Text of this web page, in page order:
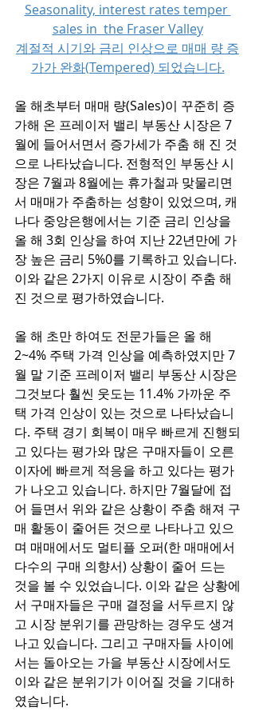
Seasonality, interest rates temper
sales in  the Fraser Valley
계절적 시기와 금리 인상으로 매매 량 증
가가 완화(Tempered) 되었습니다.
올 해초부터 매매 량(Sales)이 꾸준히 증
가해 온 프레이저 밸리 부동산 시장은 7
월에 들어서면서 증가세가 주춤 해 진 것
으로 나타났습니다. 전형적인 부동산 시
장은 7월과 8월에는 휴가철과 맞물리면
서 매매가 주춤하는 성향이 있었으며, 캐
나다 중앙은행에서는 기준 금리 인상을
올 해 3회 인상을 하여 지난 22년만에 가
장 높은 금리 5%0를 기록하고 있습니다.
이와 같은 2가지 이유로 시장이 주춤 해
진 것으로 평가하였습니다.
올 해 초만 하여도 전문가들은 올 해
2~4% 주택 가격 인상을 예측하였지만 7
월 말 기준 프레이저 밸리 부동산 시장은
그것보다 훨씬 웃도는 11.4% 가까운 주
택 가격 인상이 있는 것으로 나타났습니
다. 주택 경기 회복이 매우 빠르게 진행되
고 있다는 평가와 많은 구매자들이 오른
이자에 빠르게 적응을 하고 있다는 평가
가 나오고 있습니다. 하지만 7월달에 접
어 들면서 위와 같은 상황이 주춤 해져 구
매 활동이 줄어든 것으로 나타나고 있으
며 매매에서도 멀티플 오퍼(한 매매에서
다수의 구매 의향서) 상황이 줄어 드는
것을 볼 수 있었습니다. 이와 같은 상황에
서 구매자들은 구매 결정을 서두르지 않
고 시장 분위기를 관망하는 경우도 생겨
나고 있습니다. 그리고 구매자들 사이에
서는 돌아오는 가을 부동산 시장에서도
이와 같은 분위기가 이어질 것을 기대하
였습니다.